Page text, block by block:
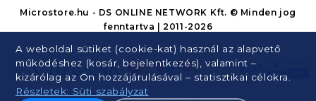
A weboldal sütiket (cookie-kat) használ az alapvető
működéshez (kosár, bejelentkezés), valamint –
kizárólag az Ön hozzájárulásával – statisztikai célokra.
Részletek: Süti szabályzat
Microstore.hu - DS ONLINE NETWORK Kft. © Minden jog
fenntartva | 2011-2026